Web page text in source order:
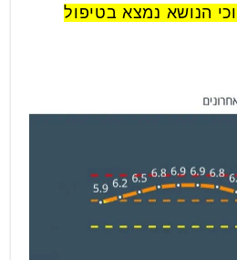
הנושא נמצא בטיפול